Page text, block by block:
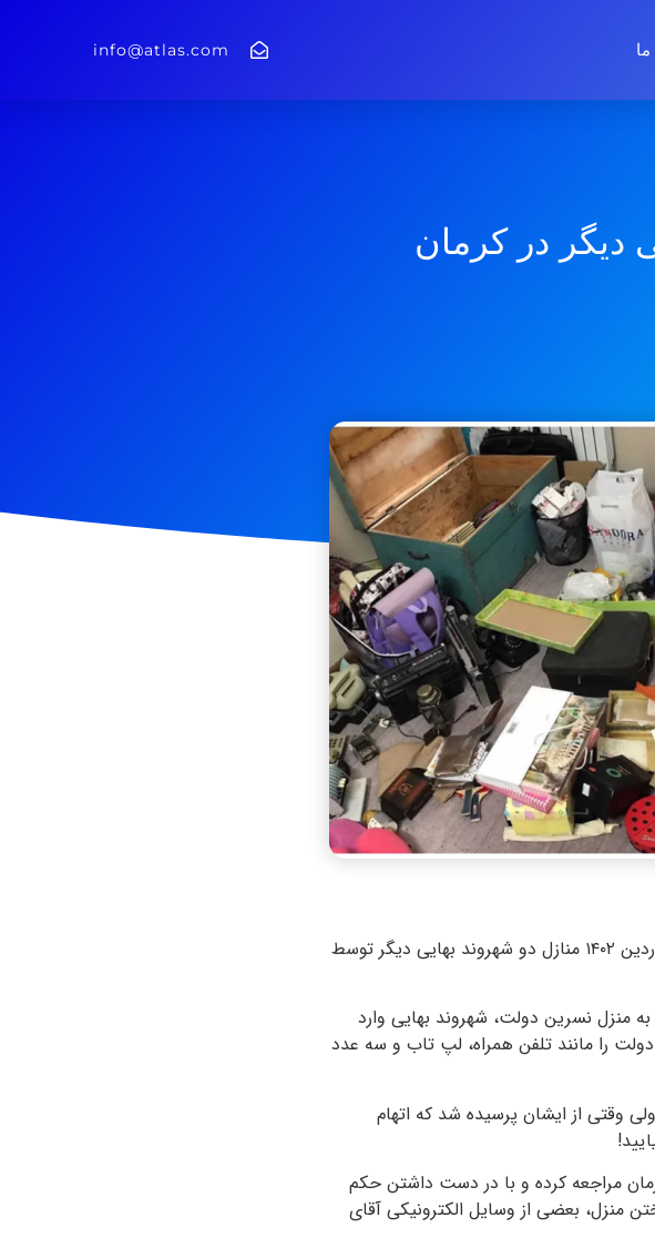
ما info@atlas.com
دیگر در کرمان
در پی تفتیش منازل شهروندان بهایی در شهر کرمان، روز پنجشنبه ۲۴ فروردین ۱۴۰۲ منازل دو شهروند بهایی دیگر توسط
پستچی به منزل نسرین دولت، شهروند بهایی وارد
را مانند تلفن همراه، لپ تاب و سه عدد
وقتی از ایشان پرسیده شد که اتهام
مراجعه کرده و با در دست داشتن حکم
منزل، بعضی از وسایل الکترونیکی آقای